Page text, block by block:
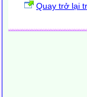
Quay trở lại